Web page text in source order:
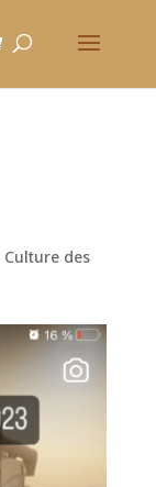
Culture des